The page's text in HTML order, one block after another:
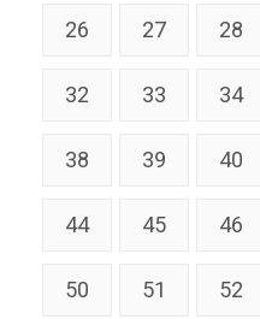
26 27 28
32 33 34
38 39 40
44 45 46
50 51 52